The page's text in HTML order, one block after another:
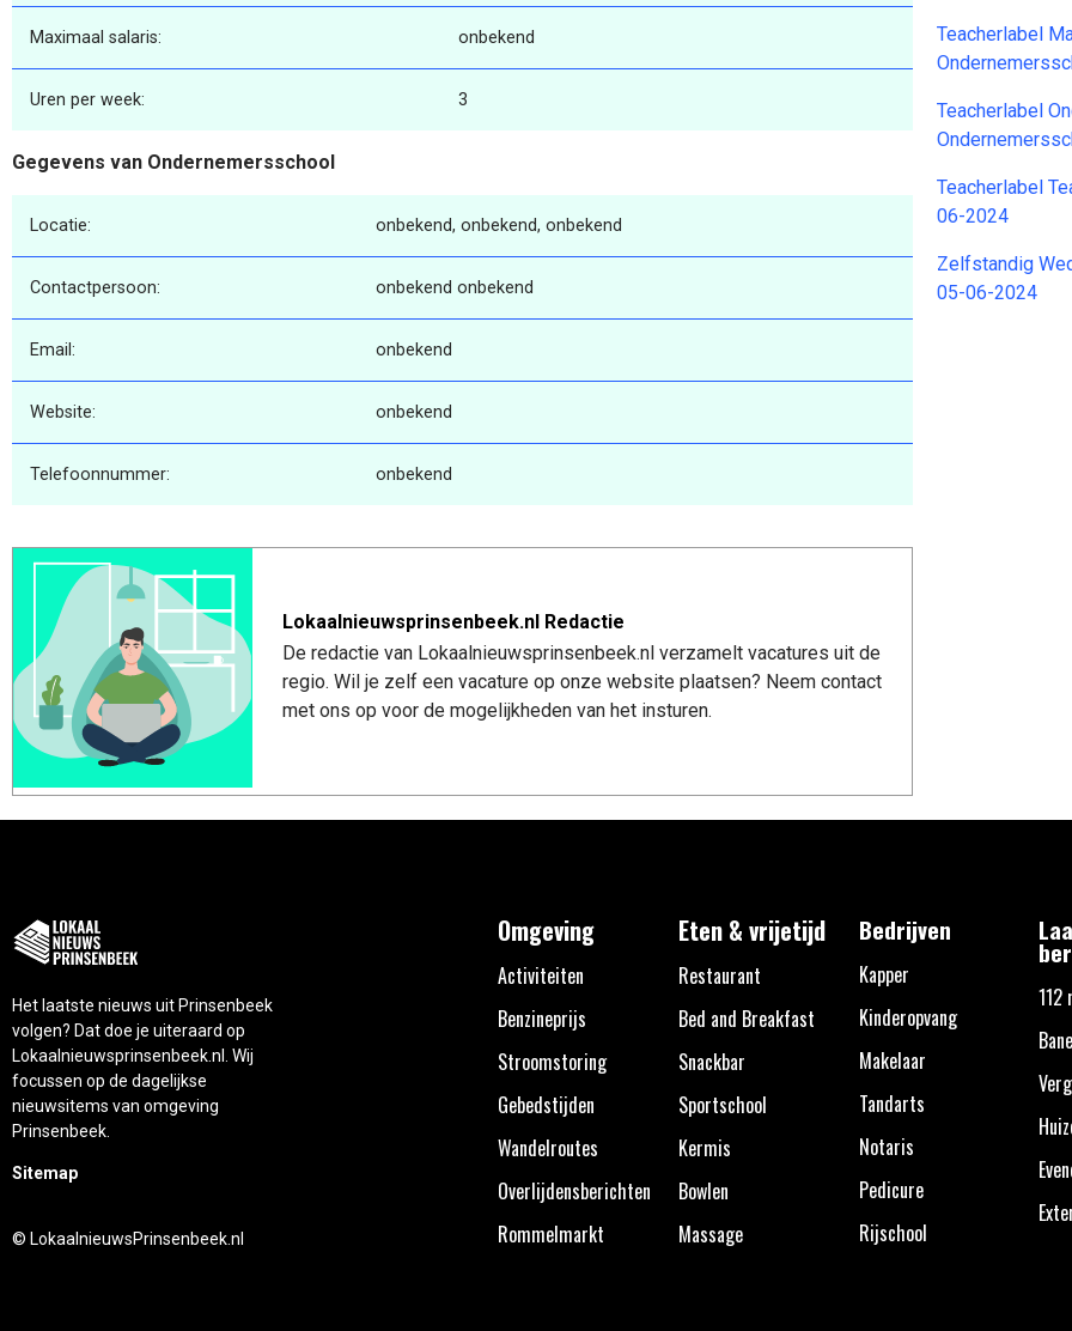
Maximaal salaris: onbekend
Uren per week: 3
Gegevens van Ondernemersschool
Locatie: onbekend, onbekend, onbekend
Contactpersoon: onbekend onbekend
Email: onbekend
Website: onbekend
Telefoonnummer: onbekend
Lokaalnieuwsprinsenbeek.nl Redactie
De redactie van Lokaalnieuwsprinsenbeek.nl verzamelt vacatures uit de
regio. Wil je zelf een vacature op onze website plaatsen? Neem contact
met ons op voor de mogelijkheden van het insturen.
Teacherlabel
Teacherlabel
Teacherlabel
06-2024
Zelfstandig
05-06-2024
Het laatste nieuws uit Prinsenbeek
volgen? Dat doe je uiteraard op
Lokaalnieuwsprinsenbeek.nl. Wij
focussen op de dagelijkse
nieuwsitems van omgeving
Prinsenbeek.
Sitemap
© LokaalnieuwsPrinsenbeek.nl
Omgeving
Activiteiten
Benzineprijs
Stroomstoring
Gebedstijden
Wandelroutes
Overlijdensberichten
Rommelmarkt
Eten & vrijetijd
Restaurant
Bed and Breakfast
Snackbar
Sportschool
Kermis
Bowlen
Massage
Bedrijven
Kapper
Kinderopvang
Makelaar
Tandarts
Notaris
Pedicure
Rijschool
112